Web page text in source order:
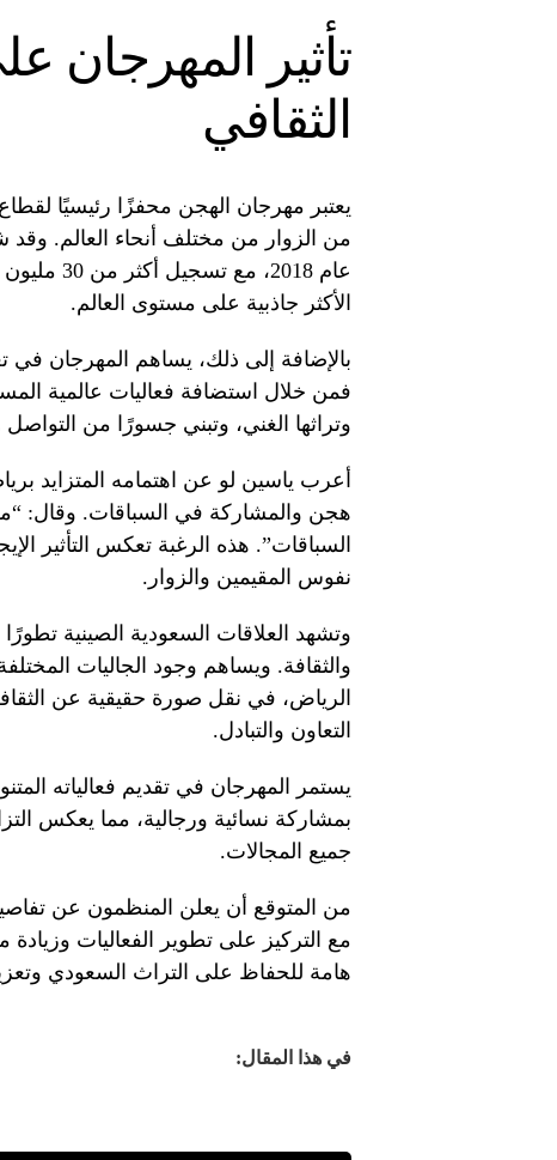
تأثير المهرجان
الثقافي
يعتبر مهرجان الهجن محفزًا رئيسيًا
من الزوار من مختلف أنحاء العالم.
عام
الأكثر جاذبية على مستوى العالم.
بالإضافة إلى ذلك، يساهم المهرجان في
فمن خلال استضافة فعاليات عالمية
وتراثها الغني، وتبني جسورًا من
أعرب ياسين لو عن اهتمامه المتزايد
هجن والمشاركة في السباقات. وقال:
السباقات”. هذه الرغبة تعكس التأثير
نفوس المقيمين والزوار.
وتشهد العلاقات السعودية الصينية
الرياض، في نقل صورة حقيقية عن
التعاون والتبادل.
يستمر المهرجان في تقديم فعالياته
بمشاركة نسائية ورجالية، مما يعكس
جميع المجالات.
من المتوقع أن يعلن المنظمون عن
مع التركيز على تطوير الفعاليات
هامة للحفاظ على التراث السعودي
في هذا المقال: